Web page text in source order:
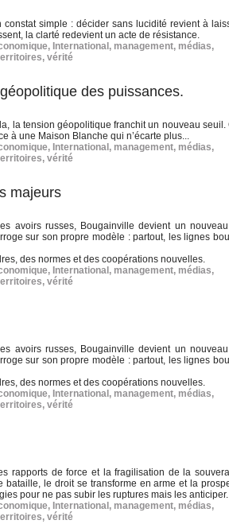
simple : décider sans lucidité revient à
la clarté redevient un acte de résistance.
, International , management, médias,
, vérité
des puissances.
la tension géopolitique franchit un nouveau seuil.
à une Maison Blanche qui n’écarte plus...
, International , management, médias,
, vérité
majeurs
avoirs russes, Bougainville devient un
sur son propre modèle : partout, les lignes
des normes et des coopérations nouvelles.
, International , management, médias,
, vérité
avoirs russes, Bougainville devient un
sur son propre modèle : partout, les lignes
des normes et des coopérations nouvelles.
, International , management, médias,
, vérité
rapports de force et la fragilisation de la
le droit se transforme en arme et la
pour ne pas subir les ruptures mais les anticiper.
, International , management, médias,
, vérité